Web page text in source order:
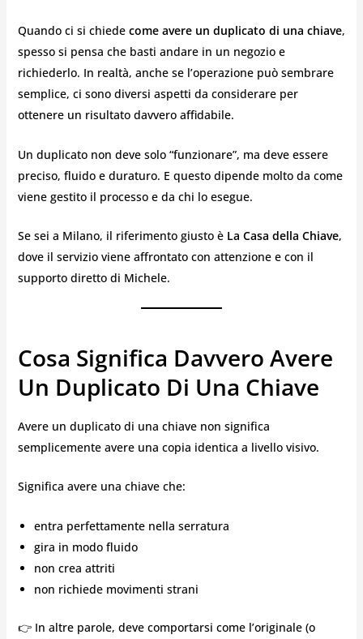
Quando ci si chiede come avere un duplicato di una chiave,
spesso si pensa che basti andare in un negozio e
richiederlo. In realtà, anche se l’operazione può sembrare
semplice, ci sono diversi aspetti da considerare per
ottenere un risultato davvero affidabile.
Un duplicato non deve solo “funzionare”, ma deve essere
preciso, fluido e duraturo. E questo dipende molto da come
viene gestito il processo e da chi lo esegue.
Se sei a Milano, il riferimento giusto è La Casa della Chiave,
dove il servizio viene affrontato con attenzione e con il
supporto diretto di Michele.
Cosa Significa Davvero Avere
Un Duplicato Di Una Chiave
Avere un duplicato di una chiave non significa
semplicemente avere una copia identica a livello visivo.
Significa avere una chiave che:
entra perfettamente nella serratura
gira in modo fluido
non crea attriti
non richiede movimenti strani
👉 In altre parole, deve comportarsi come l’originale (o